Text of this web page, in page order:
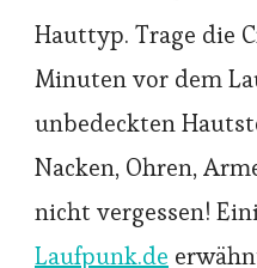
Hauttyp. Trage die
Minuten vor dem
unbedeckten
Nacken, Ohren,
nicht vergessen!
Laufpunk.de